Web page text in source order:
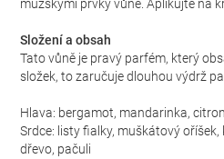
mužskými prvky vůně. Aplikujte na
Složení a obsah
Tato vůně je pravý parfém, který
složek, to zaručuje dlouhou výdrž
Hlava: bergamot, mandarinka,
Srdce: listy fialky, muškátový
dřevo, pačuli